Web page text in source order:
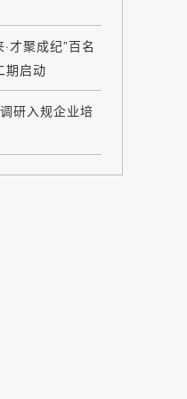
才聚成纪”百名
期启动
研入规企业培